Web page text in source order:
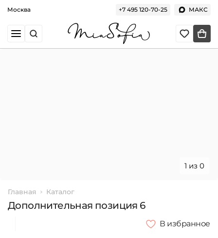
Москва +7 495 120-70-25 МАКС
1 из 0
Главная Каталог
Дополнительная позиция 6
В избранное